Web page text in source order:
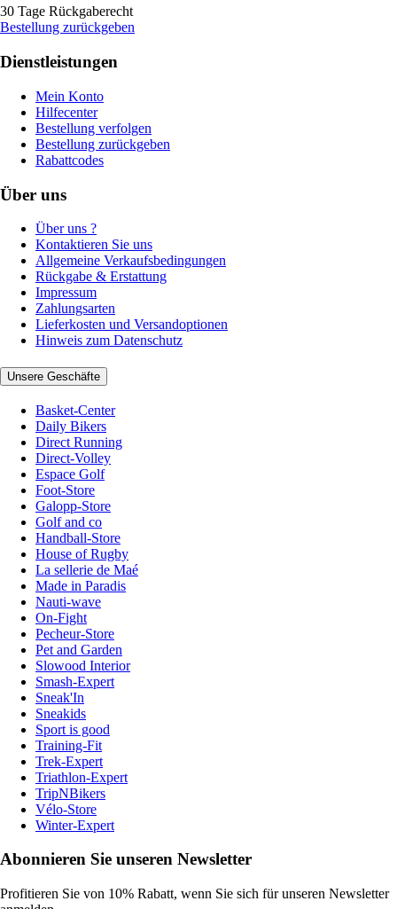
30 Tage Rückgaberecht
Bestellung zurückgeben
Dienstleistungen
Mein Konto
Hilfecenter
Bestellung verfolgen
Bestellung zurückgeben
Rabattcodes
Über uns
Über uns ?
Kontaktieren Sie uns
Allgemeine Verkaufsbedingungen
Rückgabe & Erstattung
Impressum
Zahlungsarten
Lieferkosten und Versandoptionen
Hinweis zum Datenschutz
Unsere Geschäfte
Basket-Center
Daily Bikers
Direct Running
Direct-Volley
Espace Golf
Foot-Store
Galopp-Store
Golf and co
Handball-Store
House of Rugby
La sellerie de Maé
Made in Paradis
Nauti-wave
On-Fight
Pecheur-Store
Pet and Garden
Slowood Interior
Smash-Expert
Sneak'In
Sneakids
Sport is good
Training-Fit
Trek-Expert
Triathlon-Expert
TripNBikers
Vélo-Store
Winter-Expert
Abonnieren Sie unseren Newsletter
Profitieren Sie von 10% Rabatt, wenn Sie sich für unseren Newsletter